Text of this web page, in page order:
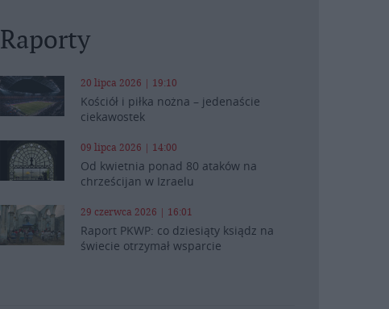
Raporty
20 lipca 2026 | 19:10
Kościół i piłka nożna – jedenaście
ciekawostek
09 lipca 2026 | 14:00
Od kwietnia ponad 80 ataków na
chrześcijan w Izraelu
29 czerwca 2026 | 16:01
Raport PKWP: co dziesiąty ksiądz na
świecie otrzymał wsparcie